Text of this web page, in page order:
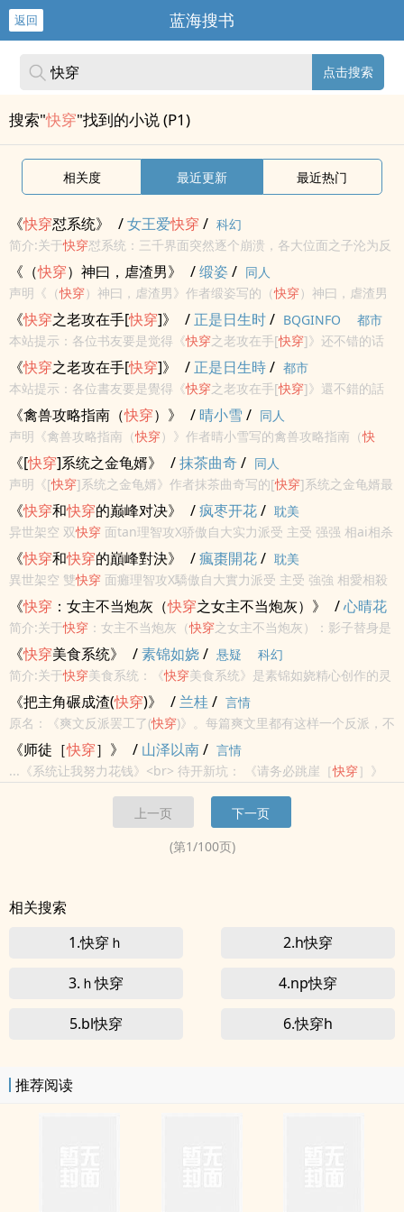
返回 蓝海搜书
点击搜索
搜索"快穿"找到的小说 (P1)
相关度 最近更新 最近热门
《快穿怼系统》 /女王爱快穿 / 科幻
简介:关于快穿怼系统：三千界面突然逐个崩溃，各大位面之子沦为反
派，夏明月成为位面修复者执行
快穿，一路对各种各样的妖艳贱货的
系统。非典型快穿， 快穿的时候女主为主线
《（快穿）神曰，虐渣男》 /缎姿/ 同人
声明《（快穿）神曰，虐渣男》作者缎姿写的（快穿）神曰，虐渣男
最新章节小说在线阅读，实时同步更新（快穿）神曰，虐渣男最新章
节，书友所发表的（快穿 ）神曰，虐渣男最新章节评论，并不代表书
河小说网赞同...
《快穿之老攻在手[快穿]》 / 正是日生时/ BQGINFO
都市
本站提示：各位书友要是觉得《快穿之老攻在手[快穿]》还不错的话
请不要忘记向您QQ群和微博里的朋友推荐哦！
《快穿之老攻在手[快穿]》 / 正是日生時/ 都市
本站提示：各位書友要是覺得《快穿之老攻在手[快穿]》還不錯的話
請不要忘記向您QQ群和微博裡的朋友推薦哦！
《禽兽攻略指南（快穿）》 /晴小雪 / 同人
声明《禽兽攻略指南（快穿）》作者晴小雪写的禽兽攻略指南（快
穿）最新章节小说在线阅读，实时同步更新禽兽攻略指南（
新章节，书友所发表的禽兽攻略指南（快穿）最新章节评论，并不代
表书河小说网赞...
《[快穿]系统之金龟婿》 /抹茶曲奇/ 同人
声明《[快穿]系统之金龟婿》作者抹茶曲奇写的[快穿]系统之金龟婿最
新章节小说在线阅读，实时同步更新[快穿]系统之金龟婿最新章节，
书友所发表的[快穿]系统之金龟婿最新章节评论，并不代表书河小说
网...
《快穿和快穿的巅峰对决》 /疯枣开花/ 耽美
异世架空 双快穿 面tan理智攻X骄傲自大实力派受 主受 强强 相ai相杀
开放式结局
《快穿和快穿的巔峰對決》 /瘋棗開花/ 耽美
異世架空 雙快穿 面癱理智攻X驕傲自大實力派受 主受 強強 相愛相殺
開放式結局
《快穿 ：女主不当炮灰（快穿之女主不当炮灰）》 /心晴花
开/ 科幻
简介:关于快穿 ：女主不当炮灰（快穿之女主不当炮灰）：影子替身是
重生的？哥哥是胎穿的？闺蜜是表面姐妹。。。。。。女主成了炮
灰？不怕不怕，我有车票在手，不当炮灰，要崛起！
《快穿美食系统》 /素锦如娆/ 悬疑
科幻
简介:关于快穿美食系统：《快穿美食系统》是素锦如娆精心创作的灵
异，八二小说网实时更新快穿美食系统最新章节并且提供无弹窗阅
读，书友所发表的快穿美食系统评论，并不代表八二小说网赞同或者
支持快穿 美食...
《把主角碾成渣(快穿)》 / 兰桂 / 言情
原名：《爽文反派罢工了(快穿)》。每篇爽文里都有这样一个反派，不
惹主角不舒服，被打脸无数次还要降智作死，最后沦为踏脚石悲惨收
场。当满级快穿大佬穿成爽文反派，管你是气运之子还是逆天改命，
他只管自...
《师徒［快穿］》 / 山泽以南/ 言情
...《系统让我努力花钱》<br> 待开新坑： 《请务必跳崖［快穿］》
<br> 作者菌基友的坑→<br>快穿 萌文： 《跳崖不要瞄准我的田[
]》<br> 写文现耽：...上一页
下一页
(第1/100页)
相关搜索
1.快穿ｈ
2.h快穿
3.ｈ快穿 4.np快穿
5.bl快穿 6.快穿h
推荐阅读